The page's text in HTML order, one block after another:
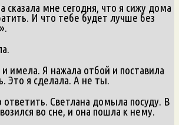
мне сегодня, что я сижу дома
И что тебе будет лучше без
имела. Я нажала отбой и поставила
Это я сделала. А не ты.
Светлана домыла посуду. В
во сне, и она пошла к нему.